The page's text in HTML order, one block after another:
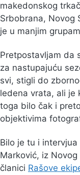
makedonskog
Srbobrana, Novog
je u manjim
Pretpostavljam da
za nastupajuću
svi, stigli do
ledena vrata, ali je
toga bilo čak i
objektivima
Bilo je tu i
Marković, iz
članici Rašove